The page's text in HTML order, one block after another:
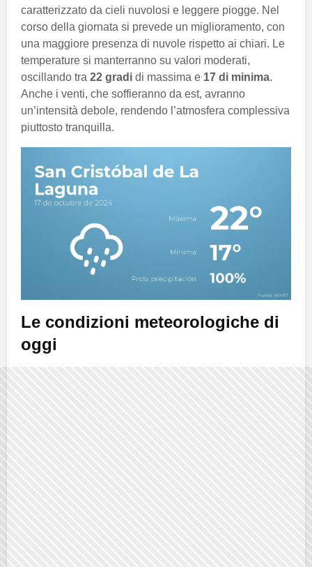
caratterizzato da cieli nuvolosi e leggere piogge. Nel
corso della giornata si prevede un miglioramento, con
una maggiore presenza di nuvole rispetto ai chiari. Le
temperature si manterranno su valori moderati,
oscillando tra 22 gradi di massima e 17 di minima.
Anche i venti, che soffieranno da est, avranno
un’intensità debole, rendendo l’atmosfera complessiva
piuttosto tranquilla.
Le condizioni meteorologiche di
oggi